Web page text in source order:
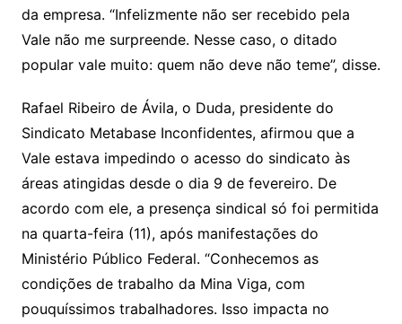
da empresa. “Infelizmente não ser recebido pela
Vale não me surpreende. Nesse caso, o ditado
popular vale muito: quem não deve não teme”, disse.
Rafael Ribeiro de Ávila, o Duda, presidente do
Sindicato Metabase Inconfidentes, afirmou que a
Vale estava impedindo o acesso do sindicato às
áreas atingidas desde o dia 9 de fevereiro. De
acordo com ele, a presença sindical só foi permitida
na quarta-feira (11), após manifestações do
Ministério Público Federal. “Conhecemos as
condições de trabalho da Mina Viga, com
pouquíssimos trabalhadores. Isso impacta no